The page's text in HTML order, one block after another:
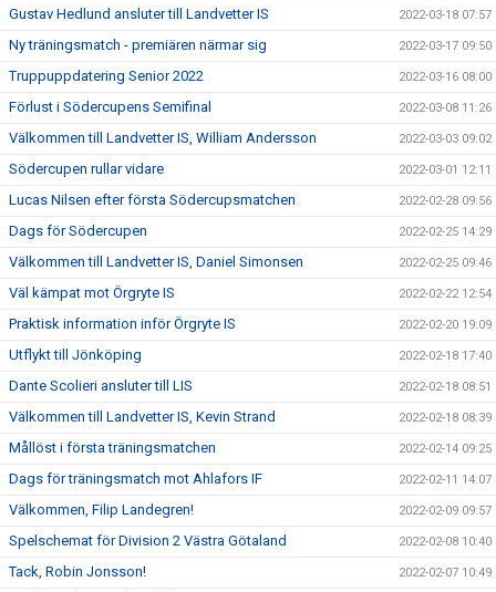
Gustav Hedlund ansluter till Landvetter IS 2022-03-18 07:57
Ny träningsmatch - premiären närmar sig 2022-03-17 09:50
Truppuppdatering Senior 2022 2022-03-16 08:00
Förlust i Södercupens Semifinal 2022-03-08 11:26
Välkommen till Landvetter IS, William Andersson 2022-03-03 09:02
Södercupen rullar vidare 2022-03-01 12:11
Lucas Nilsen efter första Södercupsmatchen 2022-02-28 09:56
Dags för Södercupen 2022-02-25 14:29
Välkommen till Landvetter IS, Daniel Simonsen 2022-02-25 09:46
Väl kämpat mot Örgryte IS 2022-02-22 12:54
Praktisk information inför Örgryte IS 2022-02-20 19:09
Utflykt till Jönköping 2022-02-18 17:40
Dante Scolieri ansluter till LIS 2022-02-18 08:51
Välkommen till Landvetter IS, Kevin Strand 2022-02-18 08:39
Mållöst i första träningsmatchen 2022-02-14 09:25
Dags för träningsmatch mot Ahlafors IF 2022-02-11 14:07
Välkommen, Filip Landegren! 2022-02-09 09:57
Spelschemat för Division 2 Västra Götaland 2022-02-08 10:40
Tack, Robin Jonsson! 2022-02-07 10:49